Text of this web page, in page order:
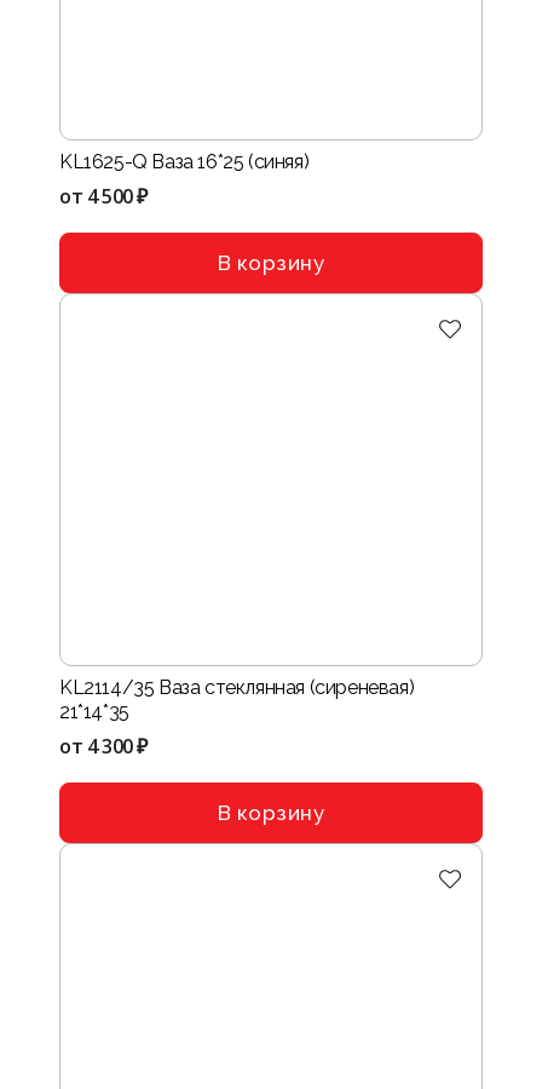
KL1625-Q Ваза 16*25 (синяя)
от 4 500 ₽
В корзину
KL2114/35 Ваза стеклянная (сиреневая)
21*14*35
от 4 300 ₽
В корзину